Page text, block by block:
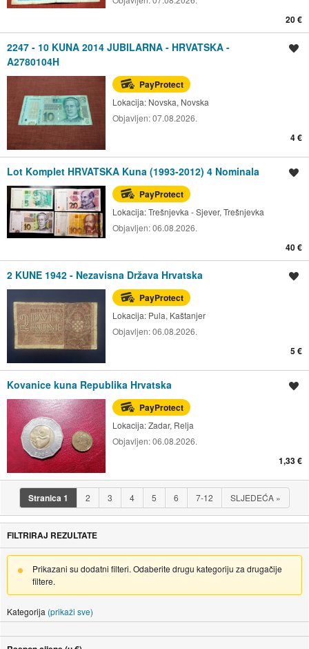
20 €
2247 - 10 KUNA 2014 JUBILARNA - HRVATSKA -
A2780104H
PayProtect
Lokacija: Novska, Novska
Objavljen:07.08.2026.
4 €
Lot Komplet HRVATSKA Kuna (1993-2012) 4 Nominala
PayProtect
Lokacija:Trešnjevka - Sjever, Trešnjevka
Objavljen:06.08.2026.
40 €
2 KUNE 1942 - Nezavisna Država Hrvatska
PayProtect
Lokacija: Pula, Kaštanjer
Objavljen:06.08.2026.
5 €
Kovanice kuna Republika Hrvatska
PayProtect
Lokacija:Zadar, Relja
Objavljen:06.08.2026.
1,33 €
Stranica1 2 3 4 5 6 7-12 SLJEDEĆA »
FILTRIRAJ REZULTATE
Prikazani su dodatni filteri. Odaberite drugu kategoriju za drugačije
filtere.
Kategorija (prikaži sve)